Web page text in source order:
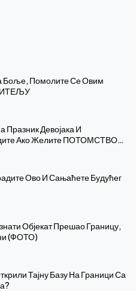
Помолите Се Овим
Девојака И
Ако Желите ПОТОМСТВО…
Ово И Сањаћете Будућег
Објекат Прешао Границу,
(ФОТО)
Тајну Базу На Граници Са